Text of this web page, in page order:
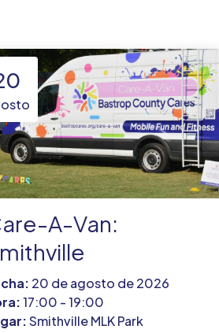
A-Van:
20 de agosto de 2026
17:00 - 19:00
Smithville MLK Park